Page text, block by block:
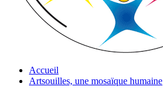
Accueil
Artsouilles, une mosaïque humaine